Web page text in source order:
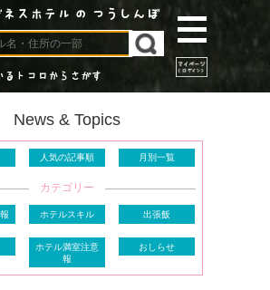
ネスホテル の つうしんぼ
るトコロからさがす
News & Topics
人気の記事順 月別一覧
カテゴリー
ホテルスキル 出張飯
ホテル満室注意
報
おしらせ